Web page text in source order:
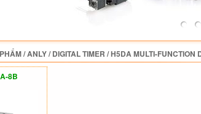
/ANLY/DIGITAL TIMER /H5DA MULTI-FUNCTION
8B